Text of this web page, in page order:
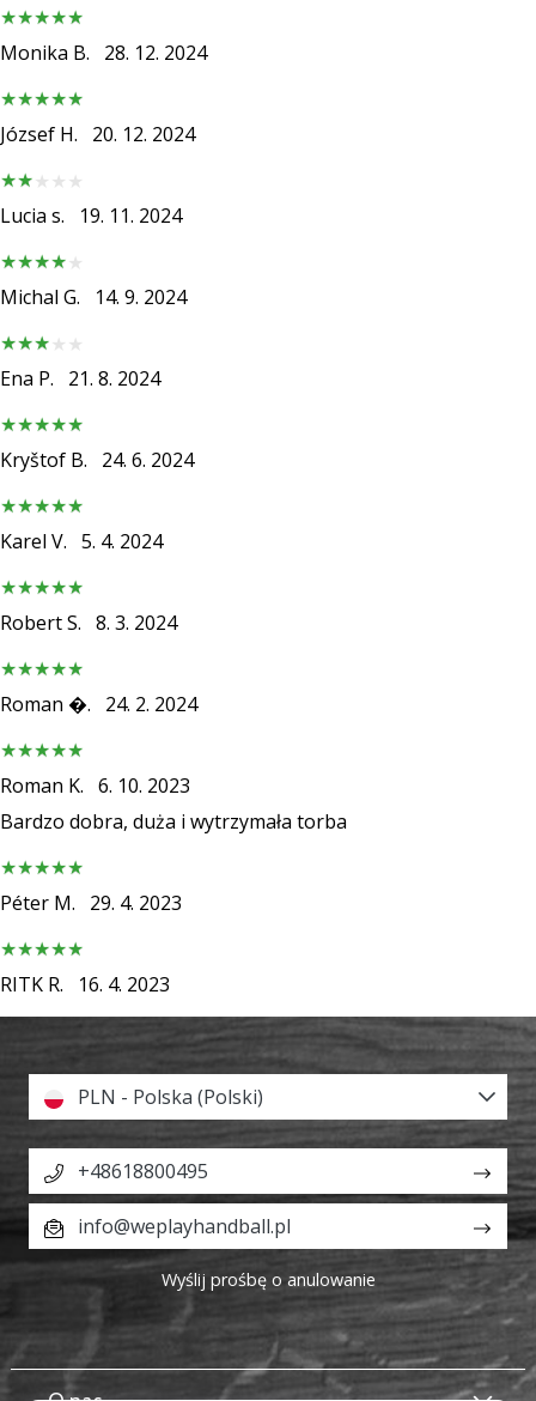
jesteś
maniakiem
piłki
ręcznej
tak
jak
my?
do
nas
ambasador
Weplayhandball
Pokaż
wszystkie
Monika B. 28. 12. 2024
József H. 20. 12. 2024
Lucia s. 19. 11. 2024
Michal G. 14. 9. 2024
Ena P. 21. 8. 2024
Kryštof B. 24. 6. 2024
Karel V. 5. 4. 2024
Robert S. 8. 3. 2024
Roman �. 24. 2. 2024
Roman K. 6. 10. 2023
Bardzo dobra, duża i wytrzymała torba
Péter M. 29. 4. 2023
RITK R. 16. 4. 2023
PLN - Polska (Polski)
+48618800495
info@weplayhandball.pl
Wyślij prośbę o anulowanie